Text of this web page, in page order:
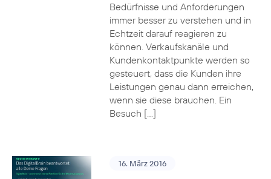
Bedürfnisse und Anforderungen
immer besser zu verstehen und in
Echtzeit darauf reagieren zu
können. Verkaufskanäle und
Kundenkontaktpunkte werden so
gesteuert, dass die Kunden ihre
Leistungen genau dann erreichen,
wenn sie diese brauchen. Ein
Besuch […]
16. März 2016